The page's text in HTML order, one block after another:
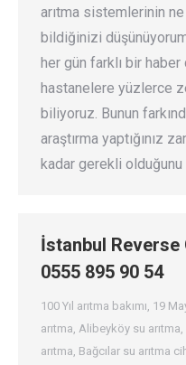
arıtma sistemlerinin
bildiğinizi
her gün farklı bir
hastanelere yüzlerce
biliyoruz. Bunun
araştırma yaptığınız
kadar gerekli
İstanbul Reverse
0555 895 90 54
100 Yıl arıtma bakımı 19
arıtma Alibeyköy su arıtma
arıtma Bağcılar su arıtma